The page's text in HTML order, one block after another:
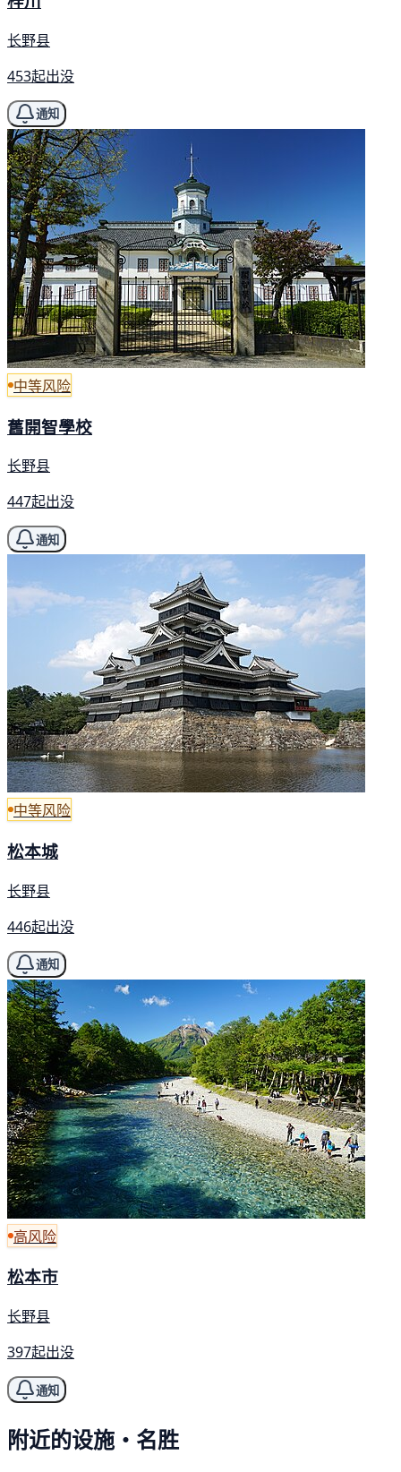
长野县
453起出没
通知
中等风险
舊開智學校
长野县
447起出没
通知
中等风险
松本城
长野县
446起出没
通知
高风险
松本市
长野县
397起出没
通知
附近的设施・名胜